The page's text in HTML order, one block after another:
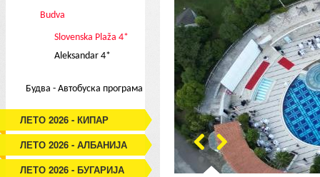
Budva
Slovenska Plaža 4*
Aleksandar 4*
Будва - Автобуска програма
ЛЕТО 2026 - КИПАР
ЛЕТО 2026 - АЛБАНИЈА
ЛЕТО 2026 - БУГАРИЈА